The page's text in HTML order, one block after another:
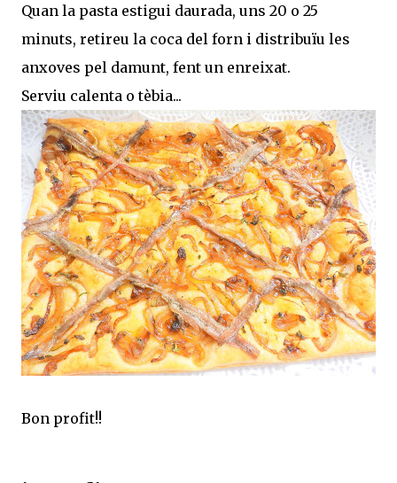
Quan la pasta estigui daurada, uns 20 o 25
minuts, retireu la coca del forn i distribuïu les
anxoves pel damunt, fent un enreixat.
Serviu calenta o tèbia...
Bon profit!!